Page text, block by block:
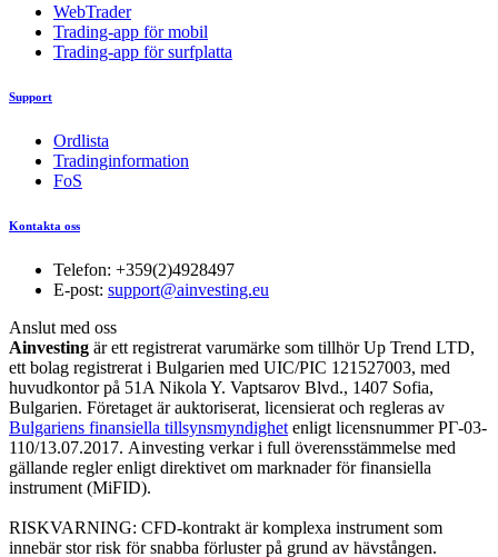
WebTrader
Trading-app för mobil
Trading-app för surfplatta
Support
Ordlista
Tradinginformation
FoS
Kontakta oss
Telefon: +359(2)4928497
E-post: support@ainvesting.eu
Anslut med oss
Ainvesting är ett registrerat varumärke som tillhör Up Trend LTD,
ett bolag registrerat i Bulgarien med UIC/PIC 121527003, med
huvudkontor på 51A Nikola Y. Vaptsarov Blvd., 1407 Sofia,
Bulgarien. Företaget är auktoriserat, licensierat och regleras av
Bulgariens finansiella tillsynsmyndighet enligt licensnummer РГ-03-
110/13.07.2017. Ainvesting verkar i full överensstämmelse med
gällande regler enligt direktivet om marknader för finansiella
instrument (MiFID).
RISKVARNING: CFD-kontrakt är komplexa instrument som
innebär stor risk för snabba förluster på grund av hävstången.